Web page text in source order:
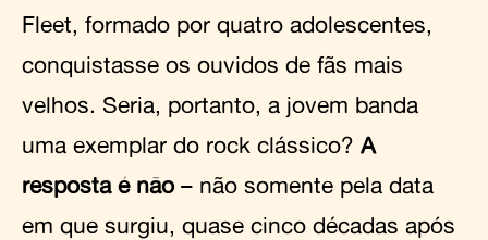
Fleet, formado por quatro adolescentes,
conquistasse os ouvidos de fãs mais
velhos. Seria, portanto, a jovem banda
uma exemplar do rock clássico? A
resposta é não– não somente pela data
em que surgiu, quase cinco décadas após